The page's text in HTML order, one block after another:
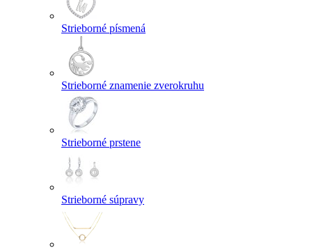
Strieborné písmená
Strieborné znamenie zverokruhu
Strieborné prstene
Strieborné súpravy